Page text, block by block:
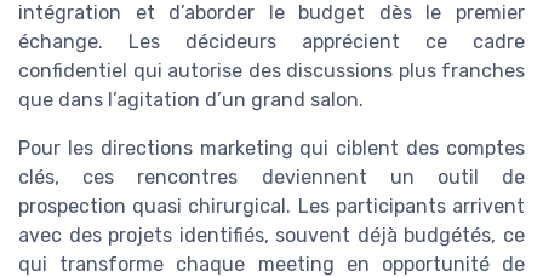
intégration et d’aborder le budget dès le premier
échange. Les décideurs apprécient ce cadre
confidentiel qui autorise des discussions plus franches
que dans l’agitation d’un grand salon.
Pour les directions marketing qui ciblent des comptes
clés, ces rencontres deviennent un outil de
prospection quasi chirurgical. Les participants arrivent
avec des projets identifiés, souvent déjà budgétés, ce
qui transforme chaque meeting en opportunité de